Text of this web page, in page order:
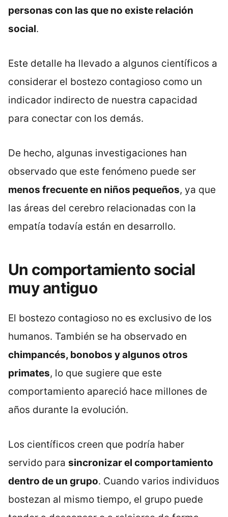
personas con las que no existe relación
social.
Este detalle ha llevado a algunos científicos a
considerar el bostezo contagioso como un
indicador indirecto de nuestra capacidad
para conectar con los demás.
De hecho, algunas investigaciones han
observado que este fenómeno puede ser
menos frecuente en niños pequeños, ya que
las áreas del cerebro relacionadas con la
empatía todavía están en desarrollo.
Un comportamiento social
muy antiguo
El bostezo contagioso no es exclusivo de los
humanos. También se ha observado en
chimpancés, bonobos y algunos otros
primates, lo que sugiere que este
comportamiento apareció hace millones de
años durante la evolución.
Los científicos creen que podría haber
servido para sincronizar el comportamiento
dentro de un grupo. Cuando varios individuos
bostezan al mismo tiempo, el grupo puede